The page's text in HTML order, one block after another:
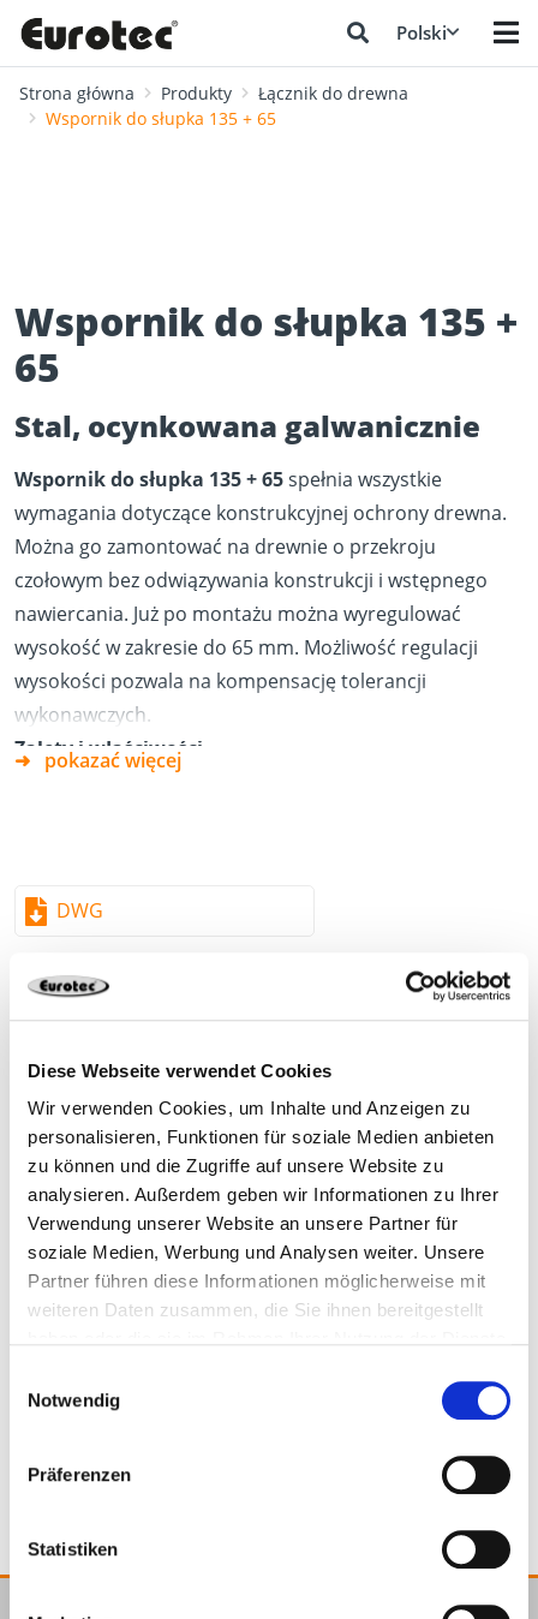
Diese Webseite verwendet Cookies
Wir verwenden Cookies, um Inhalte und Anzeigen zu
personalisieren, Funktionen für soziale Medien anbieten
zu können und die Zugriffe auf unsere Website zu
analysieren. Außerdem geben wir Informationen zu Ihrer
Verwendung unserer Website an unsere Partner für
soziale Medien, Werbung und Analysen weiter. Unsere
Partner führen diese Informationen möglicherweise mit
weiteren Daten zusammen, die Sie ihnen bereitgestellt
Notwendig
Präferenzen
Statistiken
Polski
Strona główna Produkty
Łącznik do drewna
Wspornik do słupka 135 + 65
Wspornik do słupka 135 +
65
Stal, ocynkowana galwanicznie
Wspornik do słupka 135 + 65spełnia wszystkie
wymagania dotyczące konstrukcyjnej ochrony drewna.
Można go zamontować na drewnie o przekroju
czołowym bez odwiązywania konstrukcji i wstępnego
nawiercania. Już po montażu można wyregulować
wysokość w zakresie do 65 mm. Możliwość regulacji
wysokości pozwala na kompensację tolerancji
wykonawczych.
Zalety i właściwości
Łatwy montaż śrubami o pełnym gwincie bez
Stal konstrukcyjna S235JR (ST37-2) ocynkowana
Do stosowania w klasach użytkowych 1 i 2 wg DIN EN
1995-1 -1
pokazać więcej
DWG
904749
135 - 200 mm
100 x 100 mm 160 x 80 x 6 mm 1 sztuk